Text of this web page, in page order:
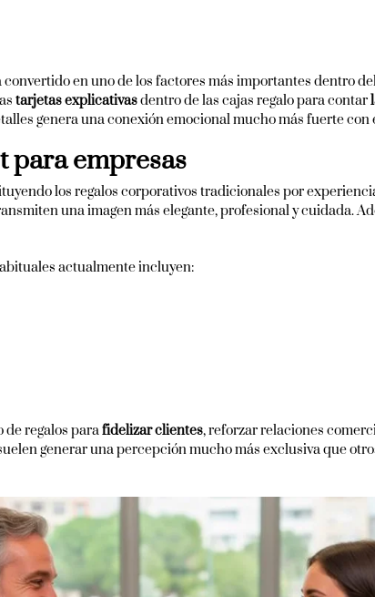
en uno de los factores más importantes dentro
tarjetas explicativasdentro de las cajas regalo para contar
genera una conexión emocional mucho más fuerte con
para empresas
los regalos corporativos tradicionales por
una imagen más elegante, profesional y cuidada.
actualmente incluyen:
regalos parafidelizar clientes, reforzar relaciones
generar una percepción mucho más exclusiva que